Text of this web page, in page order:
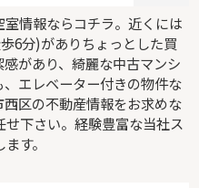
情報ならコチラ。近くには
6分)がありちょっとした買
があり、綺麗な中古マンシ
エレベーター付きの物件な
区の不動産情報をお求めな
下さい。経験豊富な当社ス
す。